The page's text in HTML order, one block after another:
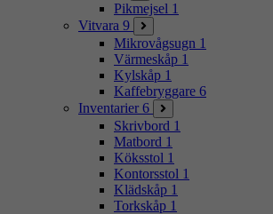
Pikmejsel 1
Vitvara 9
Mikrovågsugn 1
Värmeskåp 1
Kylskåp 1
Kaffebryggare 6
Inventarier 6
Skrivbord 1
Matbord 1
Köksstol 1
Kontorsstol 1
Klädskåp 1
Torkskåp 1